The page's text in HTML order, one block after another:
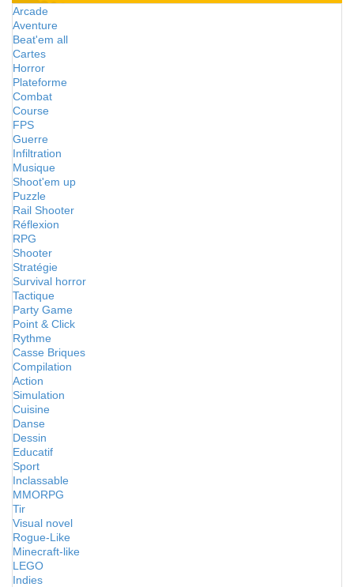
Arcade
Aventure
Beat'em all
Cartes
Horror
Plateforme
Combat
Course
FPS
Guerre
Infiltration
Musique
Shoot'em up
Puzzle
Rail Shooter
Réflexion
RPG
Shooter
Stratégie
Survival horror
Tactique
Party Game
Point & Click
Rythme
Casse Briques
Compilation
Action
Simulation
Cuisine
Danse
Dessin
Educatif
Sport
Inclassable
MMORPG
Tir
Visual novel
Rogue-Like
Minecraft-like
LEGO
Indies